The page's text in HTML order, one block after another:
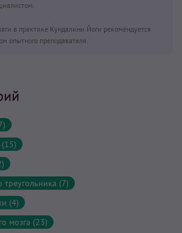
в практике Кундалини Йоги рекомендуется
опытного преподавателя.
(7)
(4)
мозга (23)